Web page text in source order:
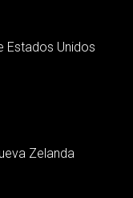
Estados Unidos
Zelanda